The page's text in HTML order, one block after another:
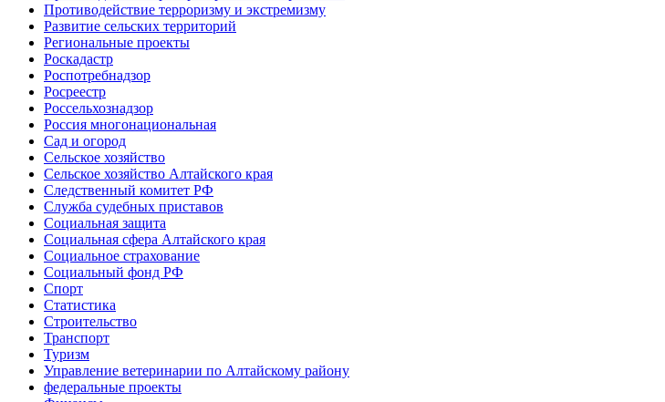
Противодействие терроризму и экстремизму
Развитие сельских территорий
Региональные проекты
Роскадастр
Роспотребнадзор
Росреестр
Россельхознадзор
Россия многонациональная
Сад и огород
Сельское хозяйство
Сельское хозяйство Алтайского края
Следственный комитет РФ
Служба судебных приставов
Социальная защита
Социальная сфера Алтайского края
Социальное страхование
Социальный фонд РФ
Спорт
Статистика
Строительство
Транспорт
Туризм
Управление ветеринарии по Алтайскому району
федеральные проекты